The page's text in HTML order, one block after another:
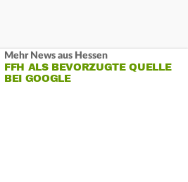
Mehr News aus Hessen
FFH ALS BEVORZUGTE QUELLE
BEI GOOGLE